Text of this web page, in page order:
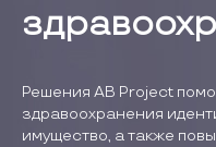
Решения AB Project
здравоохранения
имущество, а также